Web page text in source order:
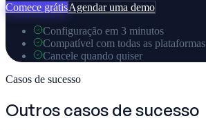
Comece grátisAgendar uma demo
Configuração em 3 minutos
Compatível com todas as plataformas
Cancele quando quiser
Casos de sucesso
Outros casos de sucesso